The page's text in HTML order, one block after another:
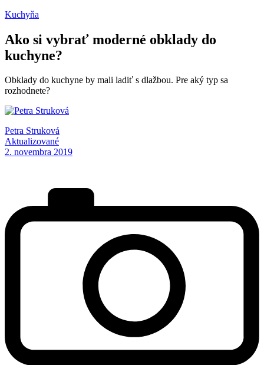
Kuchyňa
Ako si vybrať moderné obklady do
kuchyne?
Obklady do kuchyne by mali ladiť s dlažbou. Pre aký typ sa
rozhodnete?
Petra Struková
Aktualizované
2. novembra 2019